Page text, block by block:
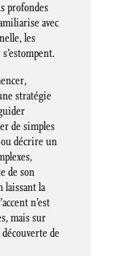
profondes
avec
les
stratégie
de simples
décrire un
de son
laissant la
n’est
mais sur
de